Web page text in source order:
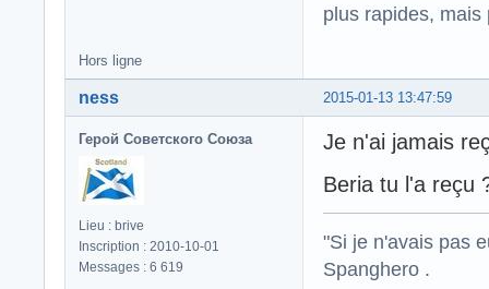
plus rapides,
Hors ligne
2015-01-13 13:47:59
ness
Герой Советского Союза
Lieu : brive
Inscription : 2010-10-01
Messages : 6 619
Je n'ai jamais
Beria tu l'a reçu
"Si je n'avais pas
Spanghero .